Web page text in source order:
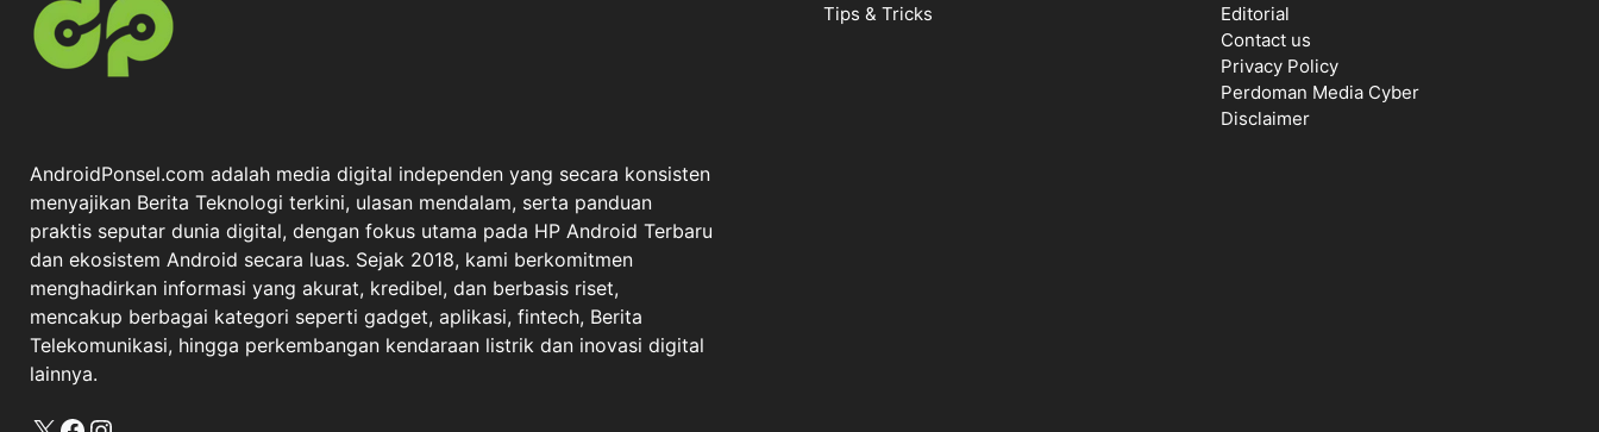
AndroidPonsel.com adalah media digital independen yang secara konsisten
menyajikan Berita Teknologi terkini, ulasan mendalam, serta panduan
praktis seputar dunia digital, dengan fokus utama pada HP Android Terbaru
dan ekosistem Android secara luas. Sejak 2018, kami berkomitmen
menghadirkan informasi yang akurat, kredibel, dan berbasis riset,
mencakup berbagai kategori seperti gadget, aplikasi, fintech, Berita
Telekomunikasi, hingga perkembangan kendaraan listrik dan inovasi digital
lainnya.
Tips & Tricks
Editorial
Contact us
Privacy Policy
Perdoman Media Cyber
Disclaimer